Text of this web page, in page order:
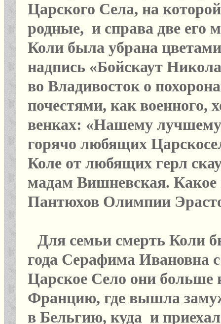
Царского Села, на
родные, и справа две
Коли была убрана
надпись «Бойскаут
во Владивосток о
почестями, как военного,
венках: «Нашему лучшему
горячо любящих
Коле от любящих герл
мадам Вишневская.
Пантюхов Олимпии
Для семьи смерть Коли
года Серафима Ивановна
Царское Село они больше
Францию, где вышла
в Бельгию, куда и